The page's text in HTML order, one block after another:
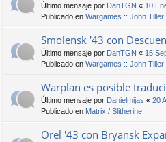
Último mensaje por DanTGN « 10
Publicado en Wargames :: John Tiller
Smolensk '43 con
Último mensaje por DanTGN « 15
Publicado en Wargames :: John Tiller
Warplan es posible
Último mensaje por Danielmijas « 20
Publicado en Matrix / Slitherine
Orel '43 con Bryansk